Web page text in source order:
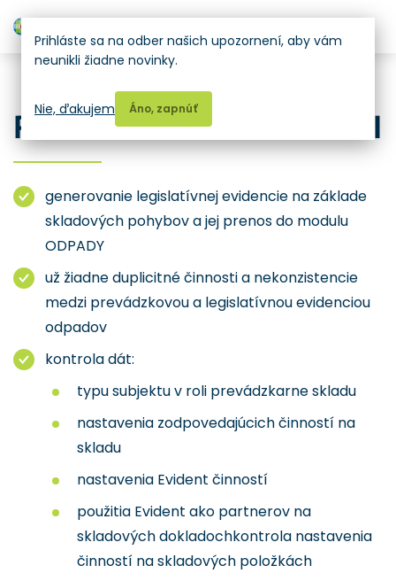
PREPOJENIE S ODPADMI
generovanie legislatívnej evidencie na základe
skladových pohybov a jej prenos do modulu
ODPADY
už žiadne duplicitné činnosti a nekonzistencie
medzi prevádzkovou a legislatívnou evidenciou
odpadov
kontrola dát:
typu subjektu v roli prevádzkarne skladu
nastavenia zodpovedajúcich činností na
skladu
nastavenia Evident činností
použitia Evident ako partnerov na
skladových dokladochkontrola nastavenia
činností na skladových položkách
Prihláste sa na odber našich upozornení, aby vám
neunikli žiadne novinky.
Áno, zapnúť
Nie, ďakujem